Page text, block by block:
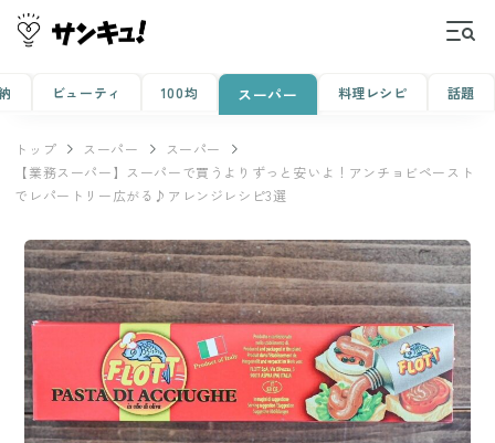
ビューティ 100均 スーパー 料理レシピ 話題
トップ スーパー
スーパー
【業務スーパー】スーパーで買うよりずっと安いよ！アンチョビペースト
でレパートリー広がる♪アレンジレシピ3選